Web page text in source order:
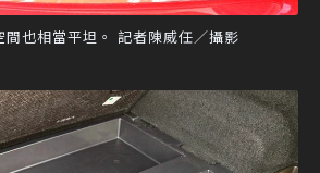
也相當平坦。 記者陳威任／攝影